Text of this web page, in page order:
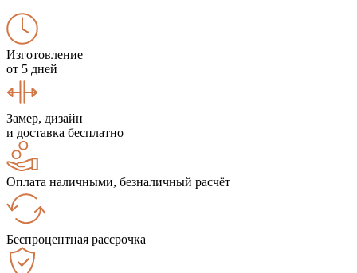
Изготовление
от 5 дней
Замер, дизайн
и доставка бесплатно
Оплата наличными, безналичный расчёт
Беспроцентная рассрочка